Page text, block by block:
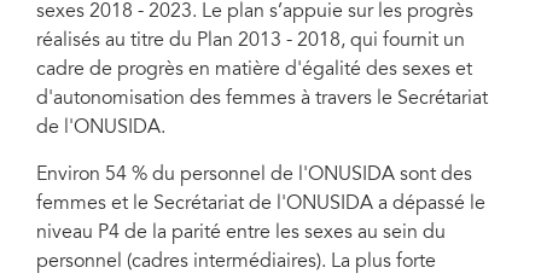
sexes 2018 - 2023. Le plan s’appuie sur les progrès
réalisés au titre du Plan 2013 - 2018, qui fournit un
cadre de progrès en matière d'égalité des sexes et
d'autonomisation des femmes à travers le Secrétariat
de l'ONUSIDA.
Environ 54 % du personnel de l'ONUSIDA sont des
femmes et le Secrétariat de l'ONUSIDA a dépassé le
niveau P4 de la parité entre les sexes au sein du
personnel (cadres intermédiaires). La plus forte